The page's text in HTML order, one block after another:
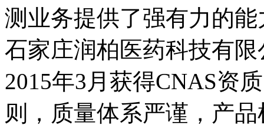
测业务提供了强有力的
石家庄润柏医药科技有
2015年3月获得CNAS资
则，质量体系严谨，产